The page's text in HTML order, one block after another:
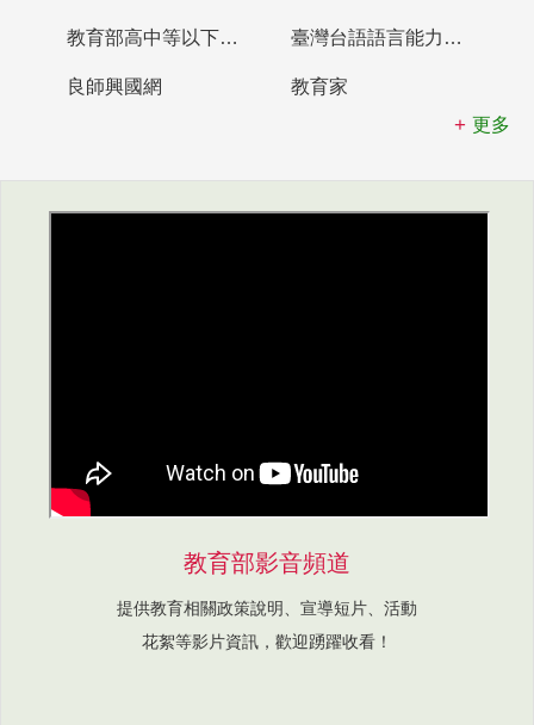
教育部高中等以下學校及幼兒園教師資格檢定考試 臺灣台語語言能力認證網站
良師興國網
教育家
更多
教育部影音頻道
提供教育相關政策說明、宣導短片、活動
花絮等影片資訊，歡迎踴躍收看！